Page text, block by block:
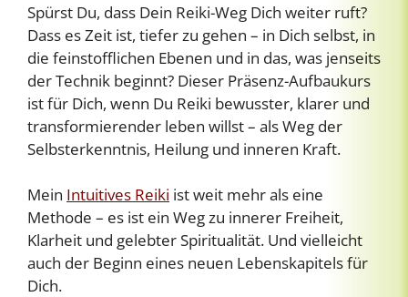
Spürst Du, dass Dein Reiki-Weg Dich weiter ruft?
Dass es Zeit ist, tiefer zu gehen – in Dich selbst, in
die feinstofflichen Ebenen und in das, was jenseits
der Technik beginnt? Dieser Präsenz-Aufbaukurs
ist für Dich, wenn Du Reiki bewusster, klarer und
transformierender leben willst – als Weg der
Selbsterkenntnis, Heilung und inneren Kraft.
Mein Intuitives Reiki ist weit mehr als eine
Methode – es ist ein Weg zu innerer Freiheit,
Klarheit und gelebter Spiritualität. Und vielleicht
auch der Beginn eines neuen Lebenskapitels für
Dich.